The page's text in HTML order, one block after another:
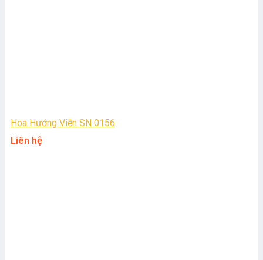
Hoa Hướng Viễn SN 0156
Liên hệ